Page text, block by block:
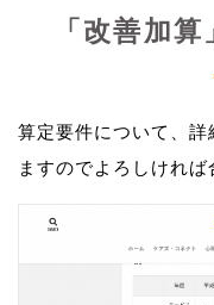
「改善加
算定要件について、
ますのでよろしければ